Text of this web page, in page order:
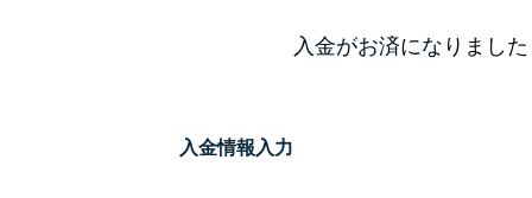
入金がお済になりまし
​入金情報入力